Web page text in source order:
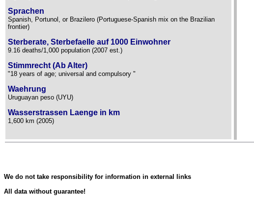
Sprachen
Spanish, Portunol, or Brazilero (Portuguese-Spanish mix on the Brazilian
frontier)
Sterberate, Sterbefaelle auf 1000 Einwohner
9.16 deaths/1,000 population (2007 est.)
Stimmrecht (Ab Alter)
"18 years of age; universal and compulsory "
Waehrung
Uruguayan peso (UYU)
Wasserstrassen Laenge in km
1,600 km (2005)
We do not take responsibility for information in external links
All data without guarantee!